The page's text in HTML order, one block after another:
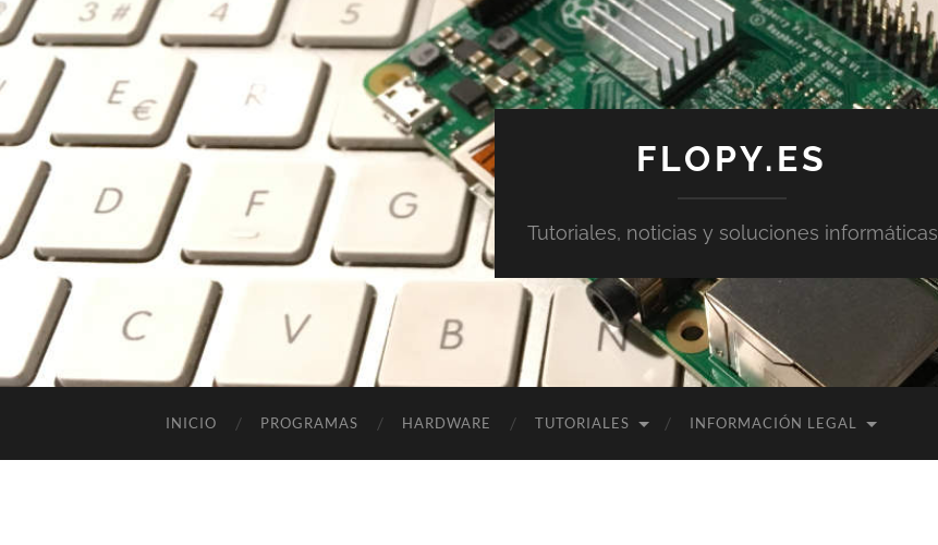
FLOPY.ES
Tutoriales, noticias y soluciones informáticas
INICIO PROGRAMAS HARDWARE TUTORIALES INFORMACIÓN LEGAL